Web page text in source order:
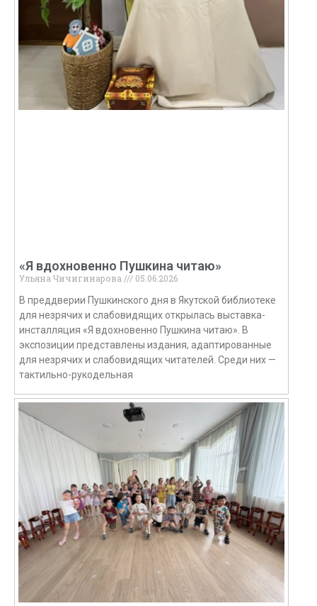
«Я вдохновенно Пушкина читаю»
Ульяна Чичигинарова
05.06.2026
В преддверии Пушкинского дня в Якутской библиотеке
для незрячих и слабовидящих открылась выставка-
инсталляция «Я вдохновенно Пушкина читаю». В
экспозиции представлены издания, адаптированные
для незрячих и слабовидящих читателей. Среди них —
тактильно-рукодельная